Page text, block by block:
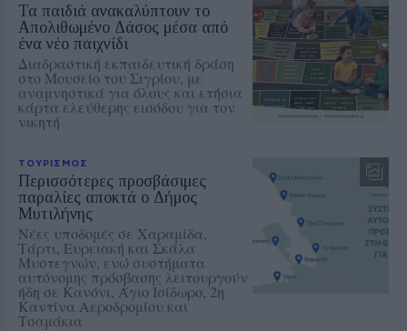
Τα παιδιά ανακαλύπτουν το
Απολιθωμένο Δάσος μέσα από
ένα νέο παιχνίδι
Διαδραστική εκπαιδευτική δράση
στο Μουσείο του Σιγρίου, με
αναμνηστικά για όλους και ετήσια
κάρτα ελεύθερης εισόδου για τον
νικητή
ΤΟΥΡΙΣΜΟΣ
Περισσότερες προσβάσιμες
παραλίες αποκτά ο Δήμος
Μυτιλήνης
Νέες υποδομές σε Χαραμίδα,
Τάρτι, Ευρειακή και Σκάλα
Μυστεγνών, ενώ συστήματα
αυτόνομης πρόσβασης λειτουργούν
ήδη σε Κανόνι, Άγιο Ισίδωρο, 2η
Καντίνα Αεροδρομίου και
Τσαμάκια